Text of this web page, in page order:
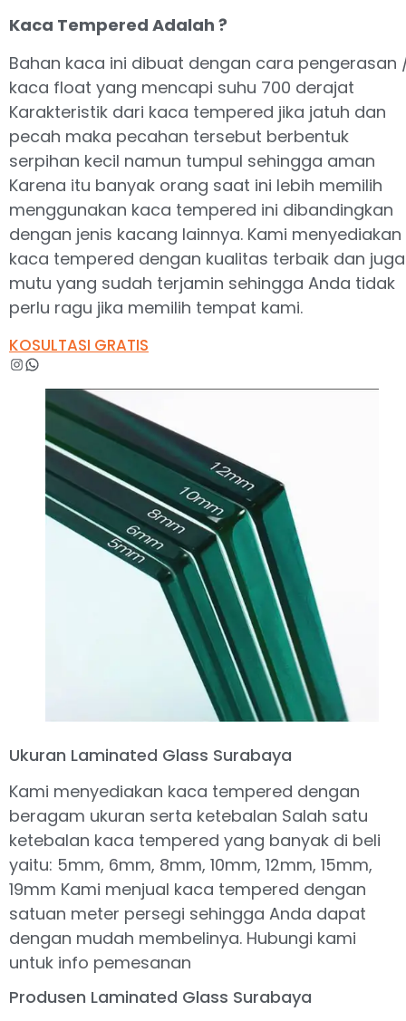
Kaca Tempered Adalah ?
Bahan kaca ini dibuat dengan cara pengerasan
kaca float yang mencapi suhu 700 derajat
Karakteristik dari kaca tempered jika jatuh dan
pecah maka pecahan tersebut berbentuk
serpihan kecil namun tumpul sehingga aman
Karena itu banyak orang saat ini lebih memilih
menggunakan kaca tempered ini dibandingkan
dengan jenis kacang lainnya. Kami menyediakan
kaca tempered dengan kualitas terbaik dan juga
mutu yang sudah terjamin sehingga Anda tidak
perlu ragu jika memilih tempat kami.
KOSULTASI GRATIS
Ukuran Laminated Glass Surabaya
Kami menyediakan kaca tempered dengan
beragam ukuran serta ketebalan Salah satu
ketebalan kaca tempered yang banyak di beli
yaitu: 5mm, 6mm, 8mm, 10mm, 12mm, 15mm,
19mm Kami menjual kaca tempered dengan
satuan meter persegi sehingga Anda dapat
dengan mudah membelinya. Hubungi kami
untuk info pemesanan
Produsen Laminated Glass Surabaya